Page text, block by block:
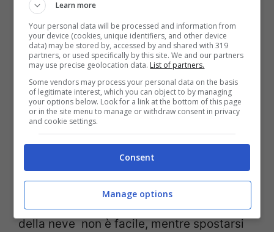
Si tratta di pacchetti acquistabili solo on-
line ed è necessario conoscere la data di
partenza ufficiale prima di prenotare.
Superate queste piccole inezie tecniche e
burocratiche, avrete in mano il vostro
pacchetto all-inclusive per godervi la neve
nei principali comprensori sciistici
lombardi. Un vantaggio non da poco,
soprattutto perché guidare in presenza
della neve non è facile, mentre spostarsi
Learn more
Your personal data will be processed and information from
your device (cookies, unique identifiers, and other device
data) may be stored by, accessed by and shared with 319
partners, or used specifically by this site. We and our partners
may use precise geolocation data. List of partners.
Some vendors may process your personal data on the basis
of legitimate interest, which you can object to by managing
your options below. Look for a link at the bottom of this page
or in the site menu to manage or withdraw consent in privacy
and cookie settings.
Consent
Manage options